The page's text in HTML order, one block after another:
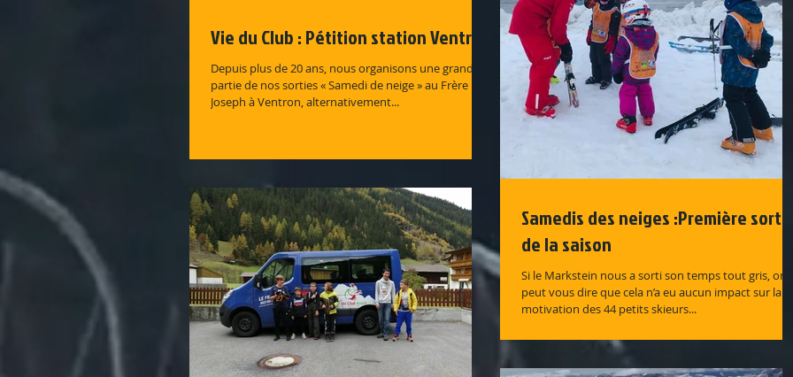
Samedis des neiges :Première
de la saison
Si le Markstein nous a sorti son temps tout gris, on
peut vous dire que cela n’a eu aucun impact sur la
motivation des 44 petits skieurs...
Vie du Club : Pétition station Ventron
Depuis plus de 20 ans, nous organisons une grande
partie de nos sorties « Samedi de neige » au Frère
Joseph à Ventron, alternativement...